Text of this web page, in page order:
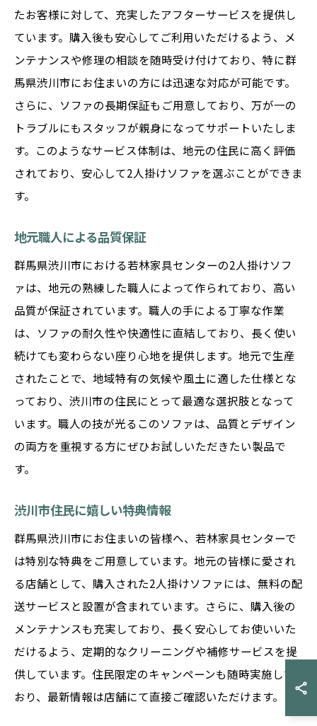
たお客様に対して、充実したアフターサービスを提供し
ています。購入後も安心してご利用いただけるよう、メ
ンテナンスや修理の相談を随時受け付けており、特に群
馬県渋川市にお住まいの方には迅速な対応が可能です。
さらに、ソファの長期保証もご用意しており、万が一の
トラブルにもスタッフが親身になってサポートいたしま
す。このようなサービス体制は、地元の住民に高く評価
されており、安心して2人掛けソファを選ぶことができま
す。
地元職人による品質保証
群馬県渋川市における若林家具センターの2人掛けソフ
ァは、地元の熟練した職人によって作られており、高い
品質が保証されています。職人の手による丁寧な作業
は、ソファの耐久性や快適性に直結しており、長く使い
続けても変わらない座り心地を提供します。地元で生産
されたことで、地域特有の気候や風土に適した仕様とな
っており、渋川市の住民にとって最適な選択肢となって
います。職人の技が光るこのソファは、品質とデザイン
の両方を重視する方にぜひお試しいただきたい製品で
す。
渋川市住民に嬉しい特典情報
群馬県渋川市にお住まいの皆様へ、若林家具センターで
は特別な特典をご用意しています。地元の皆様に愛され
る店舗として、購入された2人掛けソファには、無料の配
送サービスと設置が含まれています。さらに、購入後の
メンテナンスも充実しており、長く安心してお使いいた
だけるよう、定期的なクリーニングや補修サービスを提
供しています。住民限定のキャンペーンも随時実施して
おり、最新情報は店舗にて直接ご確認いただけます。